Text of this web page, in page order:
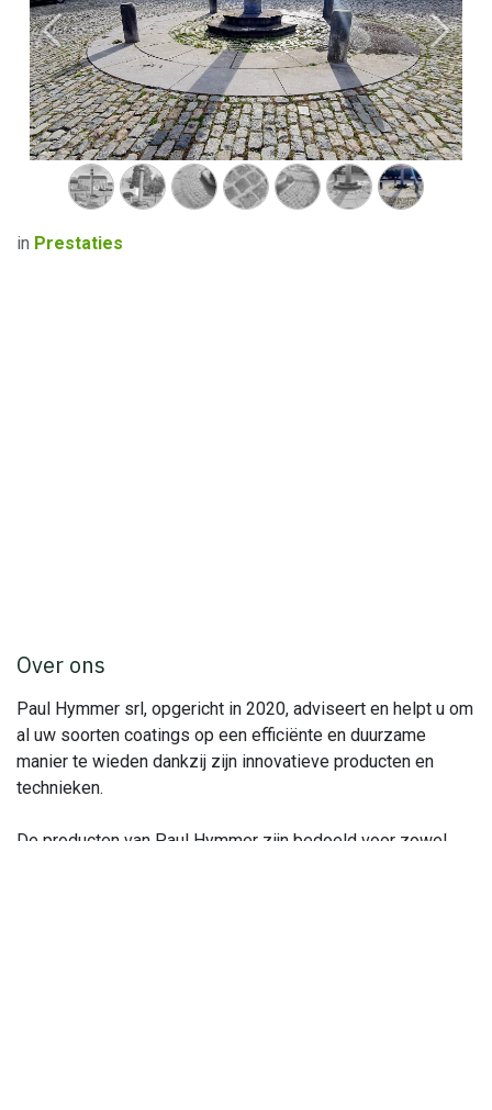
Précédent
in Prestaties
Over ons
Paul Hymmer srl, opgericht in 2020, adviseert en helpt u om
al uw soorten coatings op een efficiënte en duurzame
manier te wieden dankzij zijn innovatieve producten en
technieken.
De producten van Paul Hymmer zijn bedoeld voor zowel